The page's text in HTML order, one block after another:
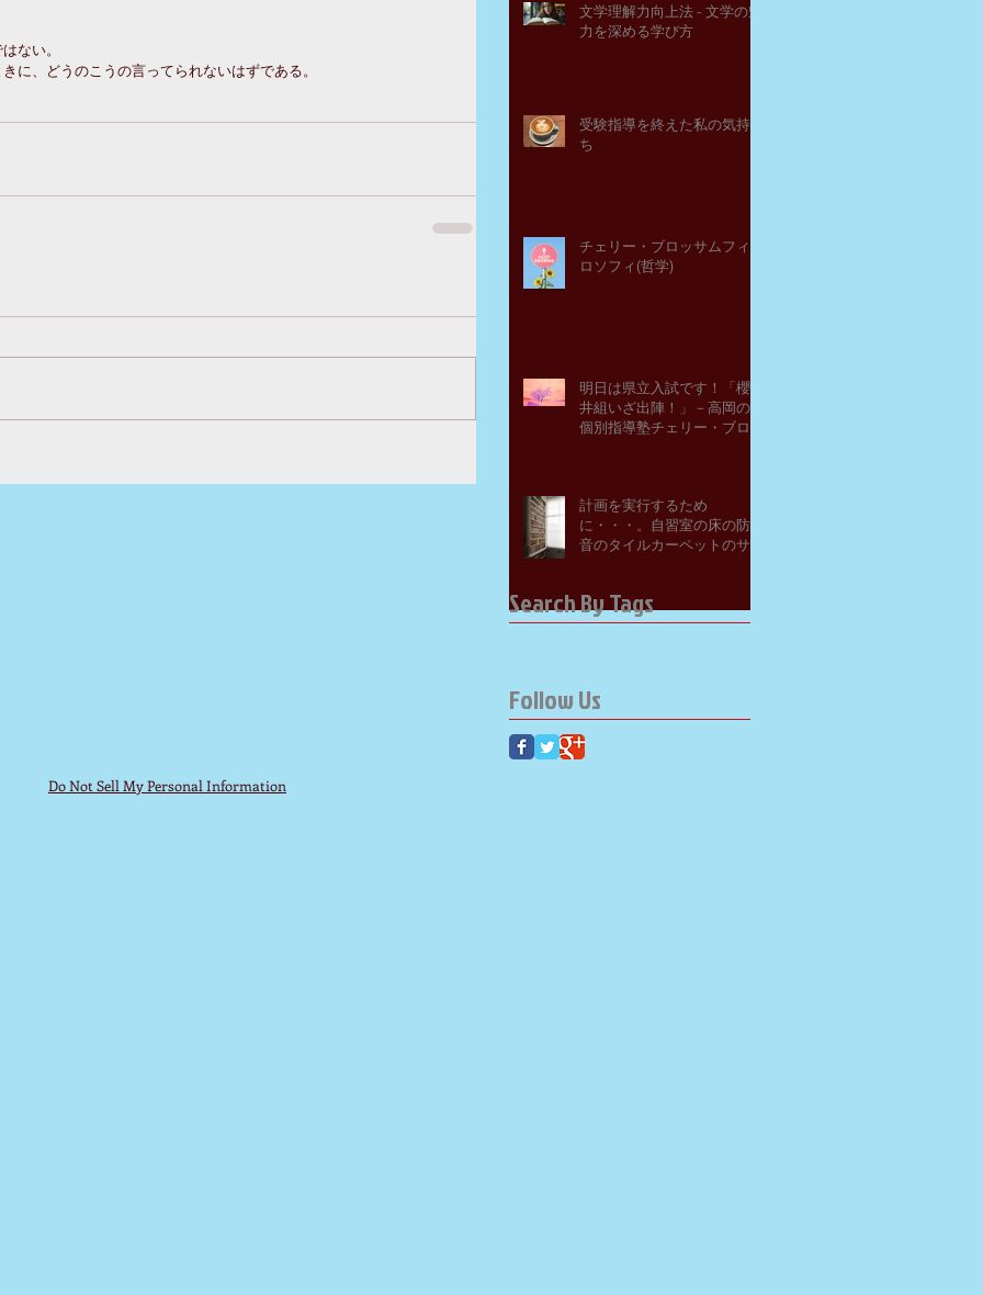
ない。
に、どうのこうの言ってられないはずである。
文学理解力向上法 - 文学の魅
力を深める学び方
受験指導を終えた私の気持
ち
チェリー・ブロッサムフィ
ロソフィ(哲学)
明日は県立入試です！「櫻
井組いざ出陣！」－高岡の
個別指導塾チェリー・ブロ
計画を実行するため
に・・・。自習室の床の防
音のタイルカーペットのサ
塾チェリー・ブロッサム
Search By Tags
Follow Us
Do Not Sell My Personal Information